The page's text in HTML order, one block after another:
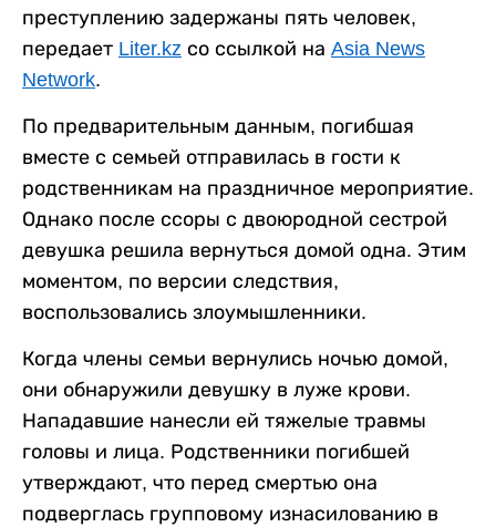
преступлению задержаны пять человек,
передает Liter.kz со ссылкой на Asia News
Network.
По предварительным данным, погибшая
вместе с семьей отправилась в гости к
родственникам на праздничное мероприятие.
Однако после ссоры с двоюродной сестрой
девушка решила вернуться домой одна. Этим
моментом, по версии следствия,
воспользовались злоумышленники.
Когда члены семьи вернулись ночью домой,
они обнаружили девушку в луже крови.
Нападавшие нанесли ей тяжелые травмы
головы и лица. Родственники погибшей
утверждают, что перед смертью она
подверглась групповому изнасилованию в